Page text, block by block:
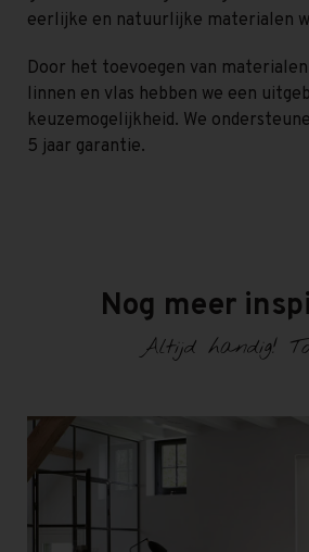
eerlijke en natuurlijke materialen
Door het toevoegen van
linnen en vlas hebben we een
keuzemogelijkheid. We
5 jaar garantie.
Nog meer
Altijd handig!